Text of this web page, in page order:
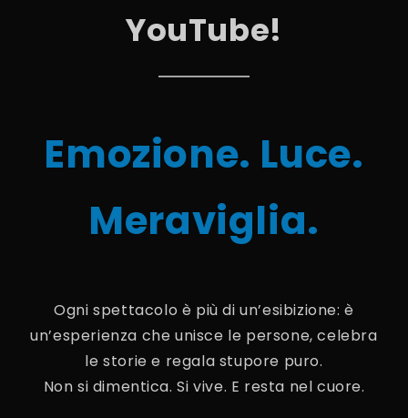
YouTube!
Emozione. Luce.
Meraviglia.
Ogni spettacolo è più di un’esibizione: è
un’esperienza che unisce le persone, celebra
le storie e regala stupore puro.
Non si dimentica. Si vive. E resta nel cuore.